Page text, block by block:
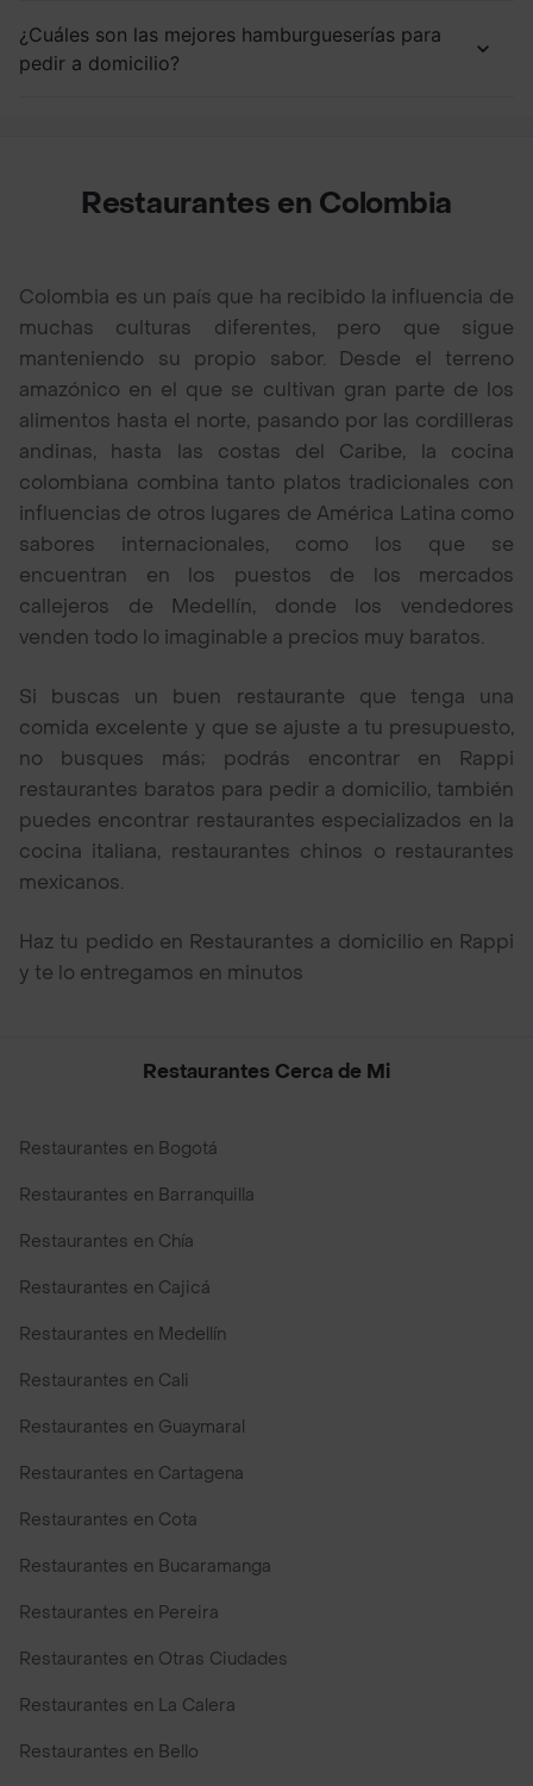
¿Cuáles son las mejores hamburgueserías para
pedir a domicilio?
Restaurantes en Colombia
Colombia es un país que ha recibido la influencia de
muchas culturas diferentes, pero que sigue
manteniendo su propio sabor. Desde el terreno
amazónico en el que se cultivan gran parte de los
alimentos hasta el norte, pasando por las cordilleras
andinas, hasta las costas del Caribe, la cocina
colombiana combina tanto platos tradicionales con
influencias de otros lugares de América Latina como
sabores internacionales, como los que se
encuentran en los puestos de los mercados
callejeros de Medellín, donde los vendedores
venden todo lo imaginable a precios muy baratos.
Si buscas un buen restaurante que tenga una
comida excelente y que se ajuste a tu presupuesto,
no busques más; podrás encontrar en Rappi
restaurantes baratos para pedir a domicilio, también
puedes encontrar restaurantes especializados en la
cocina italiana, restaurantes chinos o restaurantes
mexicanos.
Haz tu pedido en Restaurantes a domicilio en Rappi
y te lo entregamos en minutos
Restaurantes Cerca de Mi
Restaurantes en Bogotá
Restaurantes en Barranquilla
Restaurantes en Chía
Restaurantes en Cajicá
Restaurantes en Medellín
Restaurantes en Cali
Restaurantes en Guaymaral
Restaurantes en Cartagena
Restaurantes en Cota
Restaurantes en Bucaramanga
Restaurantes en Pereira
Restaurantes en Otras Ciudades
Restaurantes en La Calera
Restaurantes en Bello